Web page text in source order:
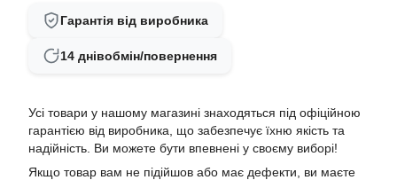
Гарантія від виробника
14 днівобмін/повернення
Усі товари у нашому магазині знаходяться під офіційною
гарантією від виробника, що забезпечує їхню якість та
надійність. Ви можете бути впевнені у своєму виборі!
Якщо товар вам не підійшов або має дефекти, ви маєте